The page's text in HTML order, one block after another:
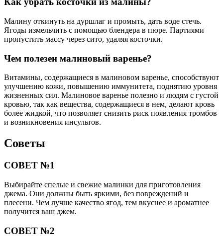
Малину откинуть на дуршлаг и промыть, дать воде стечь.
Ягоды измельчить с помощью блендера в пюре. Партиями
пропустить массу через сито, удаляя косточки.
Чем полезен малиновый варенье?
Витамины, содержащиеся в малиновом варенье, способствуют
улучшению кожи, повышению иммунитета, поднятию уровня
жизненных сил. Малиновое варенье полезно и людям с густой
кровью, так как вещества, содержащиеся в нем, делают кровь
более жидкой, что позволяет снизить риск появления тромбов
и возникновения инсультов.
Советы
СОВЕТ №1
Выбирайте спелые и свежие малинки для приготовления
джема. Они должны быть яркими, без повреждений и
плесени. Чем лучше качество ягод, тем вкуснее и ароматнее
получится ваш джем.
СОВЕТ №2